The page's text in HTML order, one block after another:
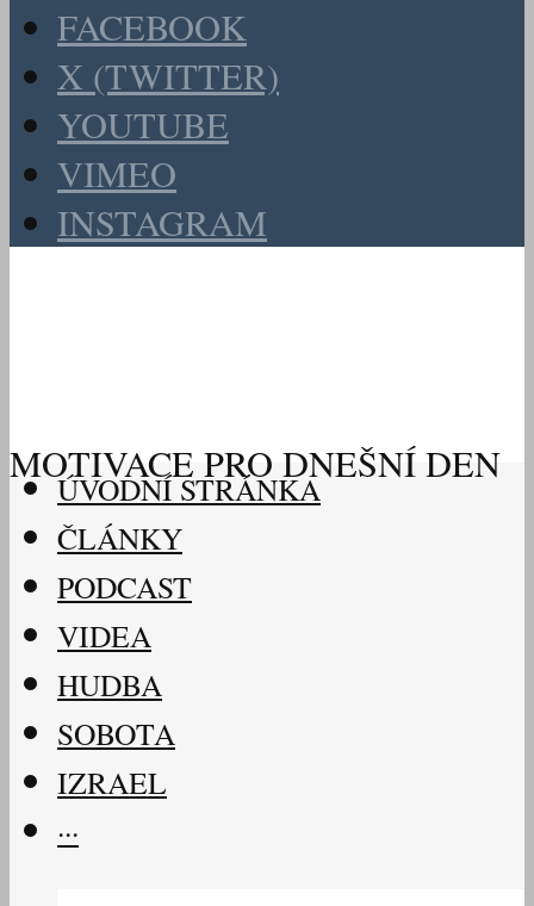
FACEBOOK
X (TWITTER)
YOUTUBE
VIMEO
INSTAGRAM
MOTIVACE PRO DNEŠNÍ DEN
ÚVODNÍ STRÁNKA
ČLÁNKY
PODCAST
VIDEA
HUDBA
SOBOTA
IZRAEL
···